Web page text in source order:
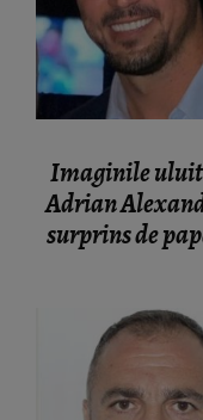
Imaginile
Adrian
surprins de